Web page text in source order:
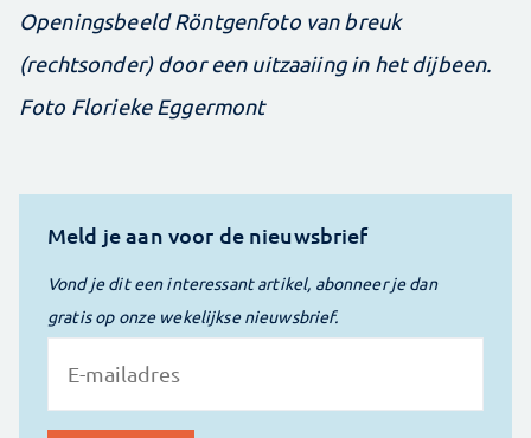
Openingsbeeld Röntgenfoto van breuk
(rechtsonder) door een uitzaaiing in het dijbeen.
Foto Florieke Eggermont
Meld je aan voor de nieuwsbrief
Vond je dit een interessant artikel, abonneer je dan
gratis op onze wekelijkse nieuwsbrief.